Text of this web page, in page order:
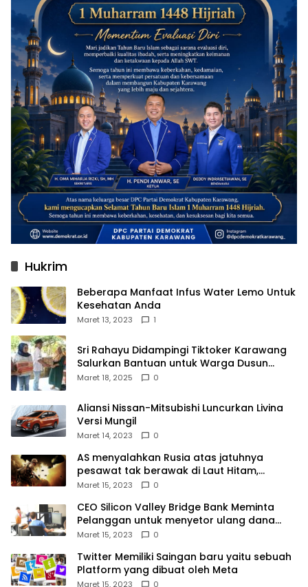
Hukrim
Beberapa Manfaat Infus Water Lemo Untuk
Kesehatan Anda
Maret 13, 2023 1
Sri Rahayu Didampingi Tiktoker Karawang
Salurkan Bantuan untuk Warga Dusun
Kampek Desa Karangligar
Maret 18, 2025 0
Aliansi Nissan-Mitsubishi Luncurkan Livina
Versi Mungil
Maret 14, 2023 0
AS menyalahkan Rusia atas jatuhnya
pesawat tak berawak di Laut Hitam,
Moskow menyangkal
Maret 15, 2023 0
CEO Silicon Valley Bridge Bank Meminta
Pelanggan untuk menyetor ulang dana
Mereka
Maret 15, 2023 0
Twitter Memiliki Saingan baru yaitu sebuah
Platform yang dibuat oleh Meta
Maret 15, 2023 0